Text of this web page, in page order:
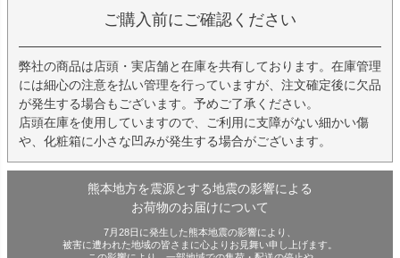
ご購入前にご確認ください
弊社の商品は店頭・実店舗と在庫を共有しております。在庫管理
には細心の注意を払い管理を行っていますが、注文確定後に欠品
が発生する場合もございます。予めご了承ください。
店頭在庫を使用していますので、ご利用に支障がない細かい傷
や、化粧箱に小さな凹みが発生する場合がございます。
熊本地方を震源とする地震の影響による
お荷物のお届けについて
7月28日に発生した熊本地震の影響により、
被害に遭われた地域の皆さまに心よりお見舞い申し上げます。